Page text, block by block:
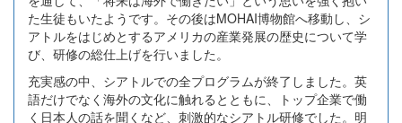
た生徒もいたようです。その後はMOHAI博物館へ移動し、シ
アトルをはじめとするアメリカの産業発展の歴史について学
び、研修の総仕上げを行いました。
充実感の中、シアトルでの全プログラムが終了しました。英
語だけでなく海外の文化に触れるとともに、トップ企業で働
く日本人の話を聞くなど、刺激的なシアトル研修でした。明